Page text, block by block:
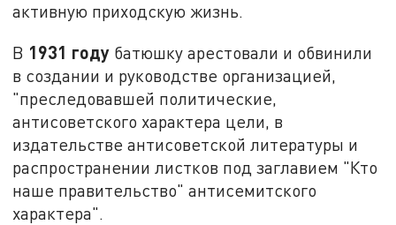
активную приходскую жизнь.
В 1931 году батюшку арестовали и обвинили
в создании и руководстве организацией,
"преследовавшей политические,
антисоветского характера цели, в
издательстве антисоветской литературы и
распространении листков под заглавием "Кто
наше правительство" антисемитского
характера".